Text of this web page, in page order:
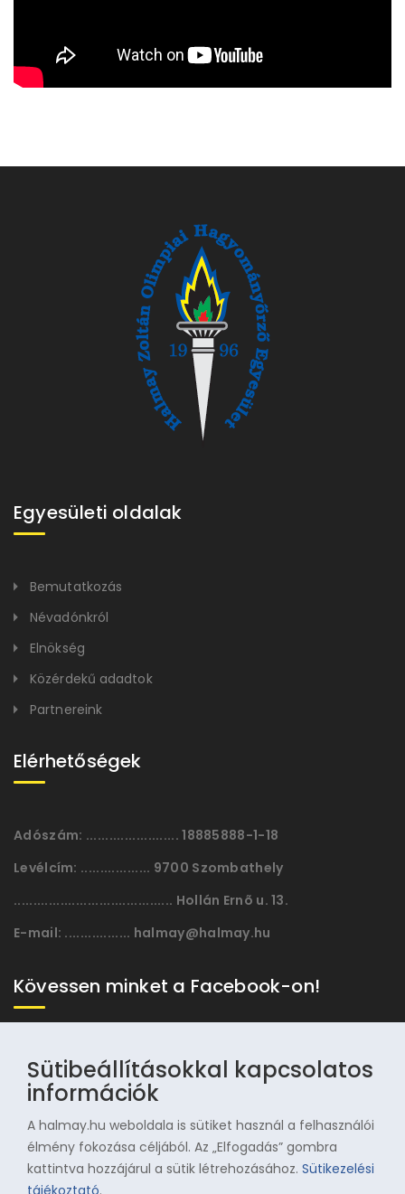
Egyesületi oldalak
Bemutatkozás
Névadónkról
Elnökség
Közérdekű adadtok
Partnereink
Elérhetőségek
Adószám: ........................ 18885888-1-18
Levélcím: .................. 9700 Szombathely
......................................... Hollán Ernõ u. 13.
E-mail: ................. halmay@halmay.hu
Kövessen minket a Facebook-on!
© 1996-2025 Halmay Zoltán Olimpiai Hagyományörző
Sütibeállításokkal kapcsolatos
információk
A halmay.hu weboldala is sütiket használ a felhasználói
élmény fokozása céljából. Az „Elfogadás” gombra
kattintva hozzájárul a sütik létrehozásához.Sütikezelési
tájékoztató.